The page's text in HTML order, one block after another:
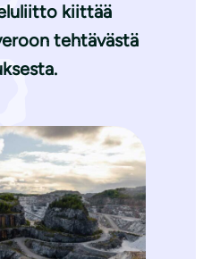
kiittää
tehtävästä